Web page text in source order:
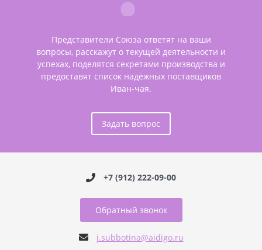
Представители Союза ответят на ваши
вопросы, расскажут о текущей деятельности и
успехах, поделятся секретами производства и
предоставят список надёжных поставщиков
Иван-чая.
Задать вопрос
+7 (912) 222-09-00
Обратный звонок
j.subbotina@aidigo.ru